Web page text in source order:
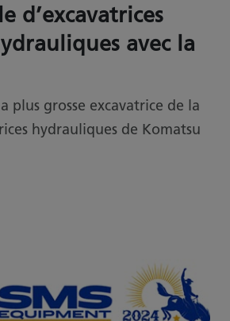
d’excavatrices
avec la
plus grosse excavatrice de la
hydrauliques de Komatsu